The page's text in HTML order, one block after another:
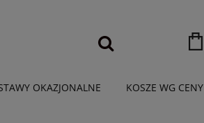
OKAZJONALNE KOSZE WG CENY